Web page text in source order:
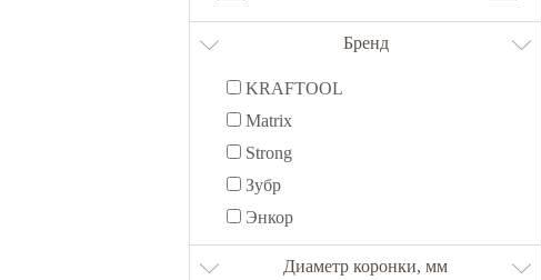
Бренд
KRAFTOOL
Matrix
Strong
Зубр
Энкор
Диаметр коронки, мм